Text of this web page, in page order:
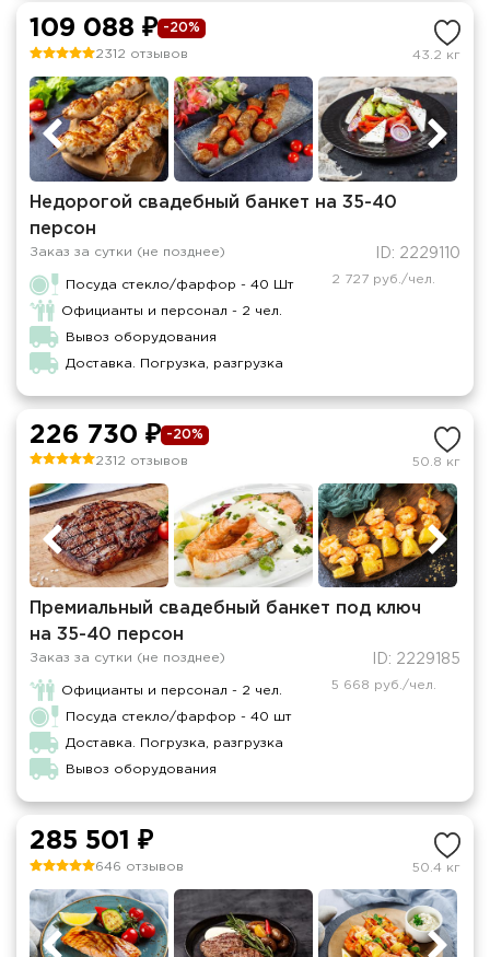
109 088 ₽ -20%
2312 отзывов 43.2 кг
Недорогой свадебный банкет на 35-40
персон
Заказ за сутки (не позднее) ID: 2229110
Посуда стекло/фарфор - 40 Шт
Официанты и персонал - 2 чел.
Вывоз оборудования
Доставка. Погрузка, разгрузка
2 727 руб./чел.
226 730 ₽ -20%
2312 отзывов 50.8 кг
Премиальный свадебный банкет под ключ
на 35-40 персон
Заказ за сутки (не позднее) ID: 2229185
Официанты и персонал - 2 чел.
Посуда стекло/фарфор - 40 шт
Доставка. Погрузка, разгрузка
Вывоз оборудования
5 668 руб./чел.
285 501 ₽
646 отзывов 50.4 кг